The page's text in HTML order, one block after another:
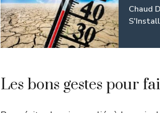
Chaud
Les bons gestes pour